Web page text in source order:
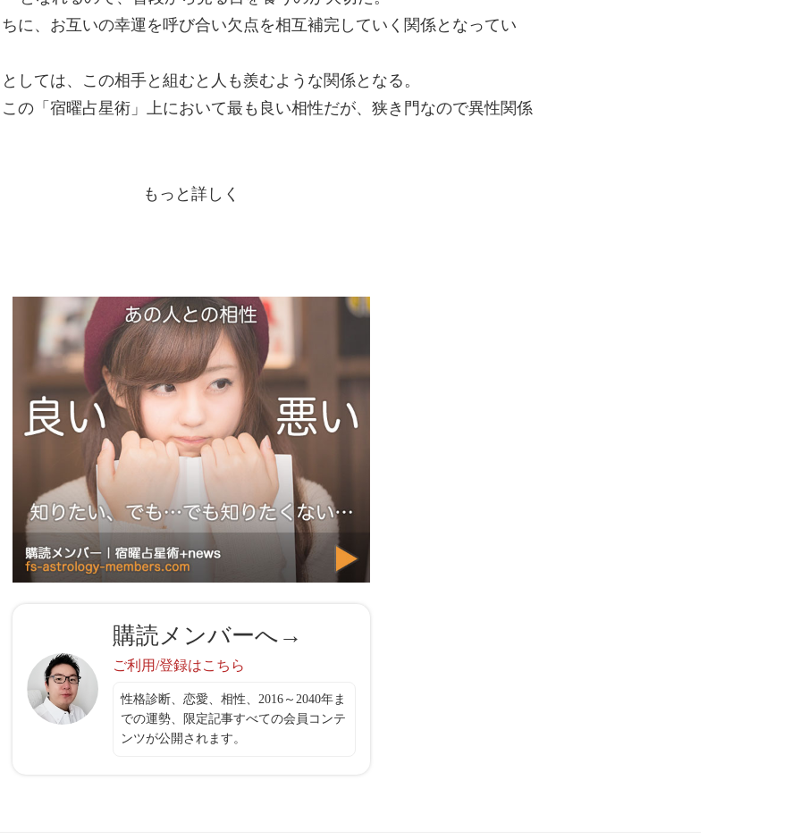
に、お互いの幸運を呼び合い欠点を相互補完していく関係となってい
しては、この相手と組むと人も羨むような関係となる。
の「宿曜占星術」上において最も良い相性だが、狭き門なので異性関係
もっと詳しく
購読メンバーへ→
ご利用/登録はこちら
性格診断、恋愛、相性、2016～2040年ま
での運勢、限定記事すべての会員コンテ
ンツが公開されます。